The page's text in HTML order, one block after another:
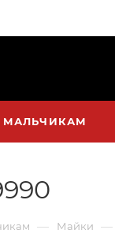
МАЛЬЧИКАМ
— Майки —